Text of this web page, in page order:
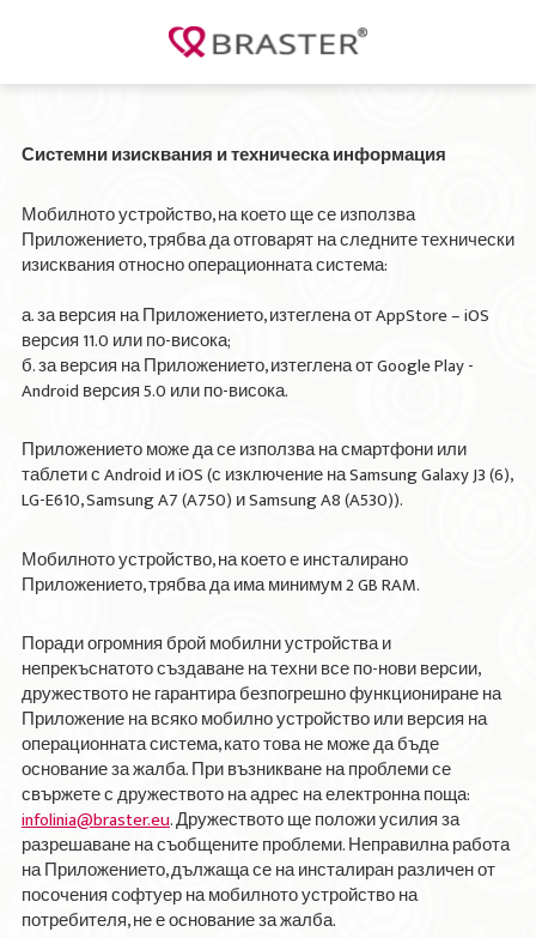
Системни изисквания и техническа информация
Мобилното устройство, на което ще се използва
Приложението, трябва да отговарят на следните технически
изисквания относно операционната система:
а. за версия на Приложението, изтеглена от AppStore – iOS
версия 11.0 или по-висока;
б. за версия на Приложението, изтеглена от Google Play -
Android версия 5.0 или по-висока.
Приложението може да се използва на смартфони или
таблети с Android и iOS (с изключение на Samsung Galaxy J3 (6),
LG-E610, Samsung A7 (A750) и Samsung A8 (A530)).
Мобилното устройство, на което е инсталирано
Приложението, трябва да има минимум 2 GB RAM.
Поради огромния брой мобилни устройства и
непрекъснатото създаване на техни все по-нови версии,
дружеството не гарантира безпогрешно функциониране на
Приложение на всяко мобилно устройство или версия на
операционната система, като това не може да бъде
основание за жалба. При възникване на проблеми се
свържете с дружеството на адрес на електронна поща:
infolinia@braster.eu. Дружеството ще положи усилия за
разрешаване на съобщените проблеми. Неправилна работа
на Приложението, дължаща се на инсталиран различен от
посочения софтуер на мобилното устройство на
потребителя, не е основание за жалба.